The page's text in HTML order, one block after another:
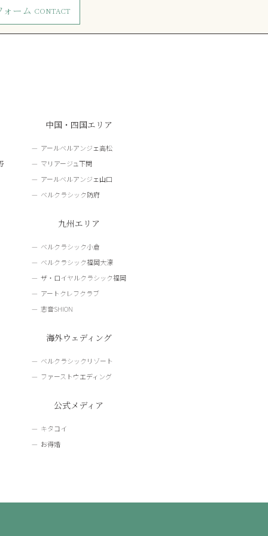
ーム CONTACT
中国・四国エリア
アールベルアンジェ高松
マリアージュ下関
アールベルアンジェ山口
ベルクラシック防府
九州エリア
ベルクラシック小倉
ベルクラシック福岡大濠
ザ・ロイヤルクラシック福岡
アートクレフクラブ
志音SHION
海外ウェディング
ベルクラシックリゾート
ファーストウエディング
公式メディア
キタコイ
お得婚